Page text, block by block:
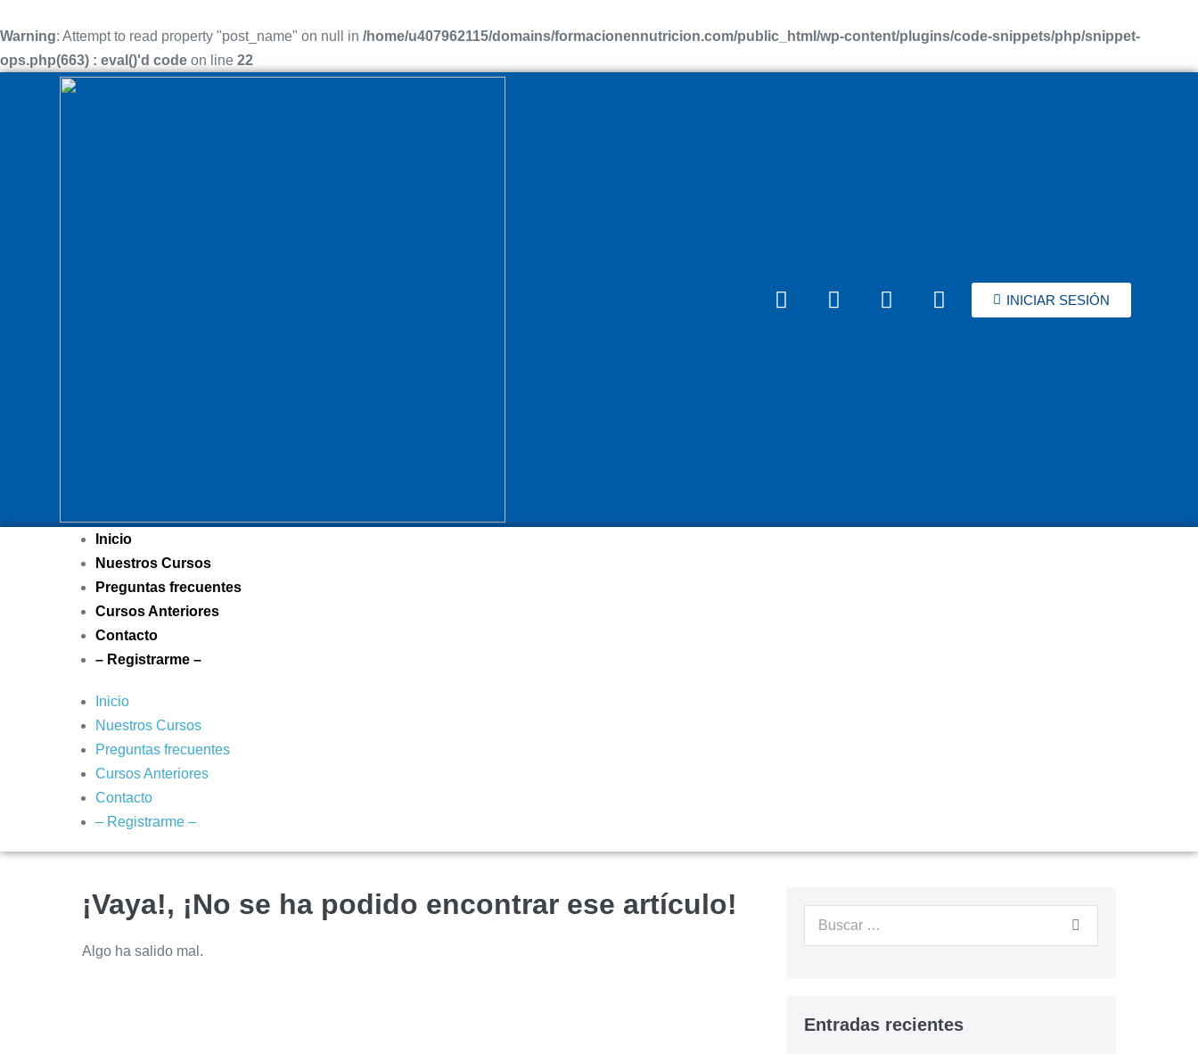
Warning: Attempt to read property "post_name" on null in /home/u407962115/domains/formacionennutricion.com/public_html/wp-content/plugins/code-snippets/php/snippet-
ops.php(663) : eval()'d code on line 22
INICIAR SESIÓN
Inicio
Nuestros Cursos
Preguntas frecuentes
Cursos Anteriores
Contacto
– Registrarme –
Inicio
Nuestros Cursos
Preguntas frecuentes
Cursos Anteriores
Contacto
– Registrarme –
¡Vaya!, ¡No se ha podido encontrar ese artículo!
Algo ha salido mal.
Entradas recientes